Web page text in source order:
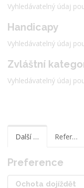
Vyhledávatelný údaj
Handicapy
Vyhledávatelný údaj
Zvláštní
Vyhledávatelný údaj
Další informace Reference
Preference
Ochota dojíždět